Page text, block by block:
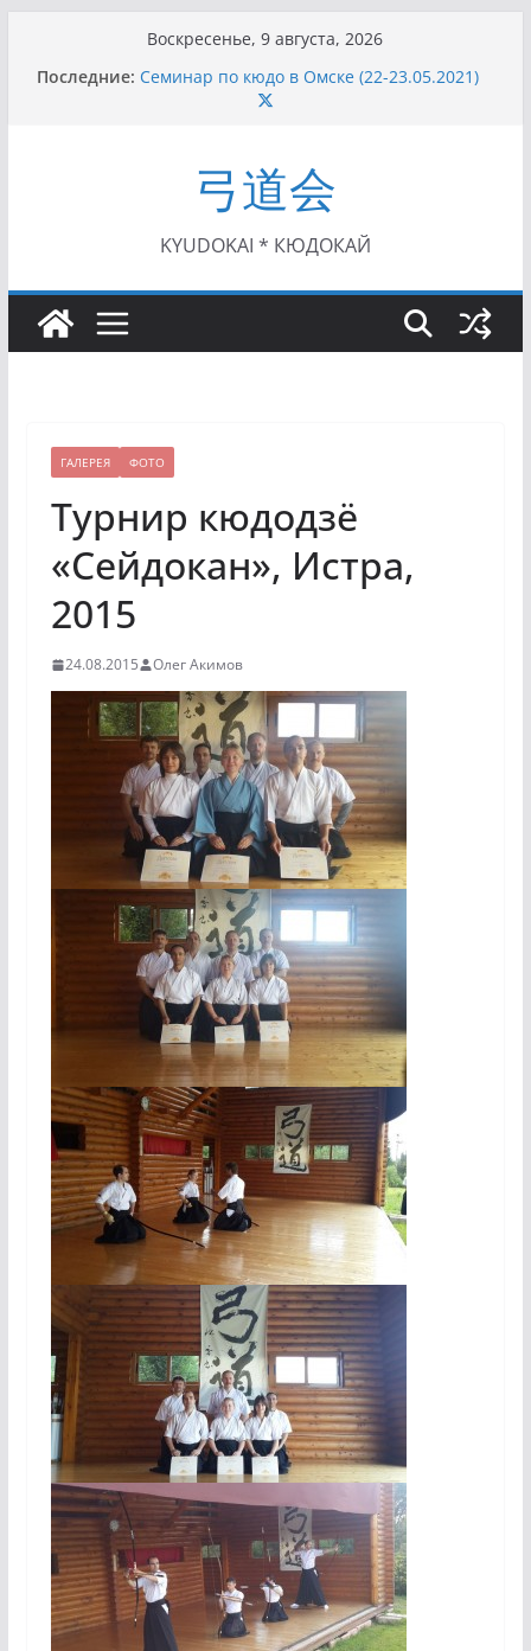
содержимому
Воскресенье, 9 августа, 2026
Последние: Семинар по кюдо в Омске (22-23.05.2021)
Чемпионат Росcии, Дёмино (2-5.09.2021)
II Кубок Посла Японии в России по Кюдо,
Орёл (25.07.2021)
I этап Кубка Московской области по Кюдо /
Сейдокан II (27.06.2021)
弓道会
KYUDOKAI * КЮДОКАЙ
ГАЛЕРЕЯ ФОТО
Турнир кюдодзё
«Сейдокан», Истра,
2015
24.08.2015 Олег Акимов